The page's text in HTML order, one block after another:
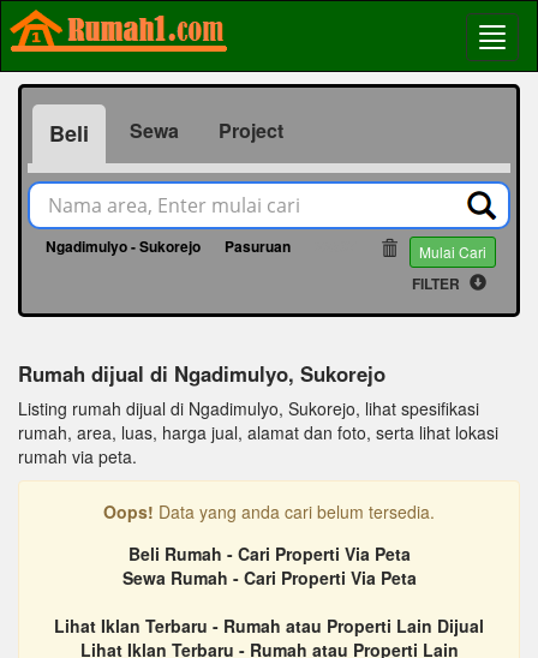
Beli Sewa Project
Ngadimulyo - Sukorejo Pasuruan Mulai Cari
FILTER
Rumah dijual di Ngadimulyo, Sukorejo
Listing rumah dijual di Ngadimulyo, Sukorejo, lihat spesifikasi
rumah, area, luas, harga jual, alamat dan foto, serta lihat lokasi
rumah via peta.
Oops! Data yang anda cari belum tersedia.
Beli Rumah - Cari Properti Via Peta
Sewa Rumah - Cari Properti Via Peta
Lihat Iklan Terbaru - Rumah atau Properti Lain Dijual
Lihat Iklan Terbaru - Rumah atau Properti Lain